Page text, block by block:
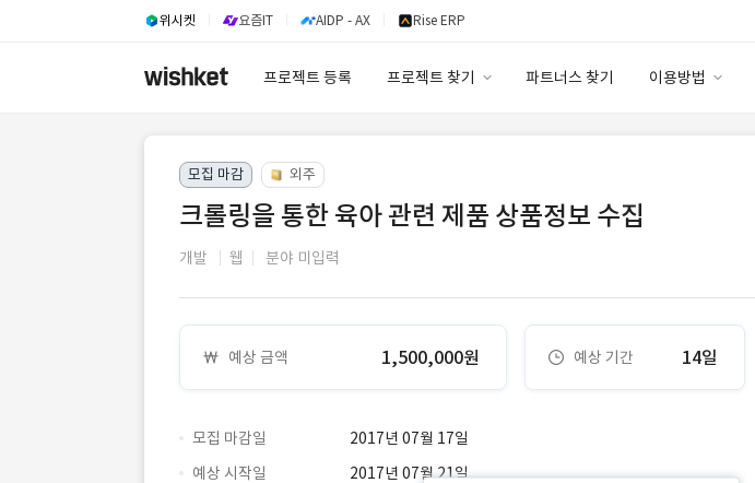
위시켓 요즘IT AIDP - AX Rise ERP
프로젝트 등록 프로젝트 찾기 파트너스 찾기 이용방법
모집 마감 외주
크롤링을 통한 육아 관련 제품 상품정보 수집
개발 웹 분야 미입력
예상 금액 1,500,000원 예상 기간 14일
모집 마감일 2017년 07월 17일
예상 시작일 2017년 07월 21일